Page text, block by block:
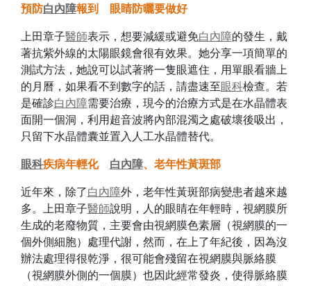
預防白內障報到 眼睛防曬要做好
上田章子醫師表示，想要減緩或避免白內障的發生，戴
著抗紫外線的太陽眼鏡會很有效果。她分享一項簡單的
測試方法，她說可以試著將一隻眼遮住，用單眼看牆上
的月曆，如果看不到數字的話，請盡速至眼科檢查。若
是確診白內障需要治療，現今的治療方式是在水晶體表
面開一個洞，利用超音波將內部混濁之處破壞後吸出，
只留下水晶體囊並置入人工水晶體替代。
眼科疾病年輕化 白內障、老年性黃斑部
近年來，除了白內障外，老年性黃斑部病變患者越來越
多。上田章子醫師說明，人的眼睛在年輕時，視網膜所
生成的老廢物質，主要會由視網膜色素層（視網膜的一
個外側細胞）處理代謝，然而，在上了年紀後，因為沒
辦法處理得很乾淨，很可能會殘留在視網膜與脈絡膜
（視網膜外側的一個膜）也因此經常發炎，使得脈絡膜